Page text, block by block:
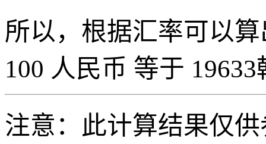
所以，根据汇率可以
100 人民币 等于
注意：此计算结果仅